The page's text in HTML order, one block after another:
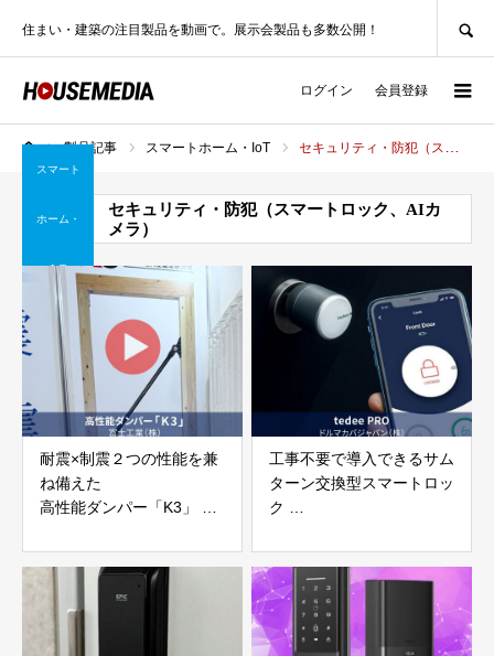
住まい・建築の注目製品を動画で。展示会製品も多数公開！
ログイン 会員登録
製品記事 スマートホーム・IoT セキュリティ・防犯（スマートロック、AIカメラ）
スマート
ホーム・
IoT
セキュリティ・防犯（スマートロック、AIカ
メラ）
耐震×制震２つの性能を兼
ね備えた
高性能ダンパー「K3」 富
工事不要で導入できるサム
ターン交換型スマートロッ
ク
バジャパン株式会社